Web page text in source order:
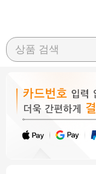
상품 검색